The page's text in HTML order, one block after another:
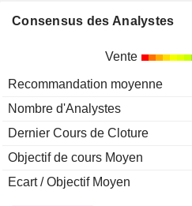
Consensus des Analystes
Vente
Recommandation moyenne
Nombre d'Analystes
Dernier Cours de Cloture
Objectif de cours Moyen
Ecart / Objectif Moyen